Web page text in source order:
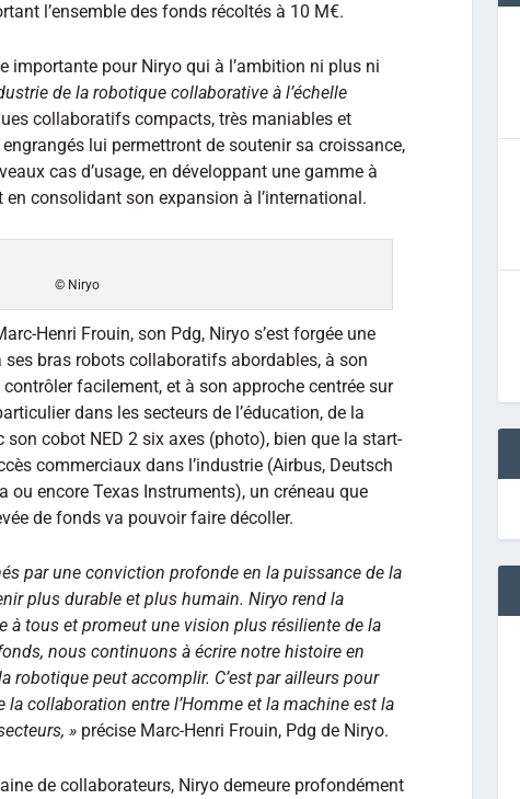
l’ensemble des fonds récoltés à 10 M€.
importante pour Niryo qui à l’ambition ni plus ni
de la robotique collaborative à l’échelle
collaboratifs compacts, très maniables et
lui permettront de soutenir sa croissance,
cas d’usage, en développant une gamme à
consolidant son expansion à l’international.
© Niryo
Henri Frouin, son Pdg, Niryo s’est forgée une
bras robots collaboratifs abordables, à son
facilement, et à son approche centrée sur
dans les secteurs de l’éducation, de la
cobot NED 2 six axes (photo), bien que la start-
commerciaux dans l’industrie (Airbus, Deutsch
ou encore Texas Instruments), un créneau que
de fonds va pouvoir faire décoller.
par une conviction profonde en la puissance de la
plus durable et plus humain. Niryo rend la
à tous et promeut une vision plus résiliente de la
nous continuons à écrire notre histoire en
robotique peut accomplir. C’est par ailleurs pour
la collaboration entre l’Homme et la machine est la
» précise Marc-Henri Frouin, Pdg de Niryo.
de collaborateurs, Niryo demeure profondément